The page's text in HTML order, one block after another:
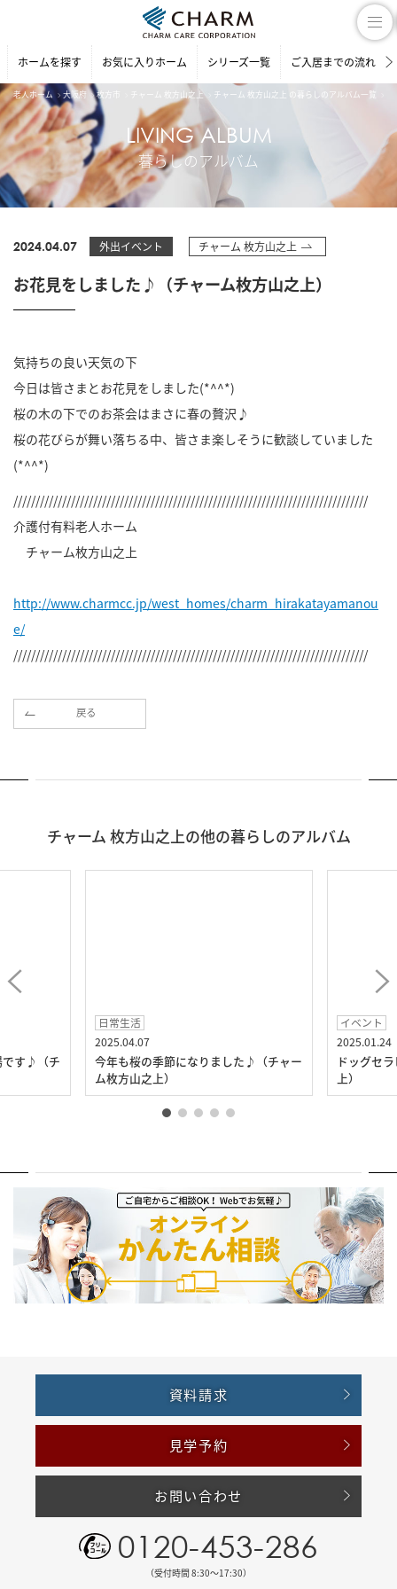
ホームを探す お気に入りホーム シリーズ一覧 ご入居までの流れ
老人ホーム 大阪府 枚方市 チャーム 枚方山之上 チャーム 枚方山之上 の暮らしのアルバム一覧
LIVING ALBUM
暮らしのアルバム
2024.04.07 外出イベント チャーム 枚方山之上
お花見をしました♪（チャーム枚方山之上）
気持ちの良い天気の下
今日は皆さまとお花見をしました(*^^*)
桜の木の下でのお茶会はまさに春の贅沢♪
桜の花びらが舞い落ちる中、皆さま楽しそうに歓談していました
(*^^*)
////////////////////////////////////////////////////////////////////////////////
介護付有料老人ホーム
チャーム枚方山之上
http://www.charmcc.jp/west_homes/charm_hirakatayamanou
e/
////////////////////////////////////////////////////////////////////////////////
戻る
チャーム 枚方山之上の他の暮らしのアルバム
です♪（チ
日常生活
2025.04.07
今年も桜の季節になりました♪（チャー
ム枚方山之上）
イベント
2025.01.24
ドッグセ
上）
資料請求
見学予約
お問い合わせ
0120-453-286
（受付時間 8:30〜17:30）